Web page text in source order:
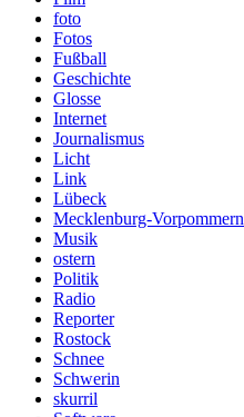
foto
Fotos
Fußball
Geschichte
Glosse
Internet
Journalismus
Licht
Link
Lübeck
Mecklenburg-Vorpommern
Musik
ostern
Politik
Radio
Reporter
Rostock
Schnee
Schwerin
skurril